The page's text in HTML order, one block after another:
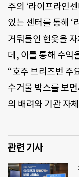
주의 ‘라이프라인
있는 센터를 통해 ‘
거둬들인 헌옷을
데, 이를 통해 수익
“호주 브리즈번 주
수거물 박스를 보
의 배려와 기관 자
관련 기사